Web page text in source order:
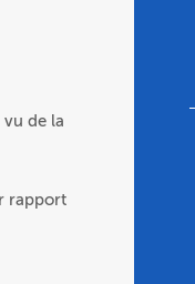
de la
rapport